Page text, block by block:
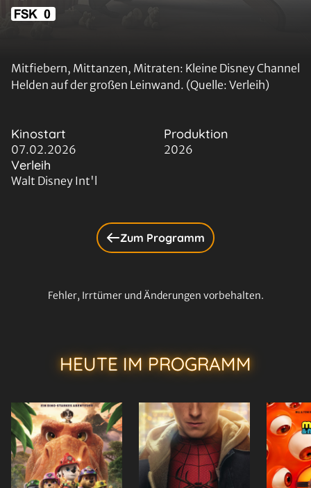
Mitfiebern, Mittanzen, Mitraten: Kleine Disney Channel
Helden auf der großen Leinwand. (Quelle: Verleih)
Kinostart
07.02.2026
Produktion
2026
Verleih
Walt Disney Int'l
Zum Programm
Fehler, Irrtümer und Änderungen vorbehalten.
HEUTE IM PROGRAMM